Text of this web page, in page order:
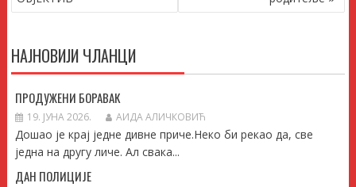
НАЈНОВИЈИ ЧЛАНЦИ
ПРОДУЖЕНИ БОРАВАК
19. ЈУНА 2026. АИДА АЛИЧКОВИЋ
Дошао је крај једне дивне приче.Неко би рекао да, све
једна на другу личе. Ал свака...
ДАН ПОЛИЦИЈЕ